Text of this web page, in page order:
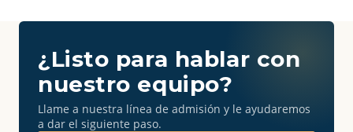
¿Listo para hablar con
nuestro equipo?
Llame a nuestra línea de admisión y le ayudaremos
a dar el siguiente paso.